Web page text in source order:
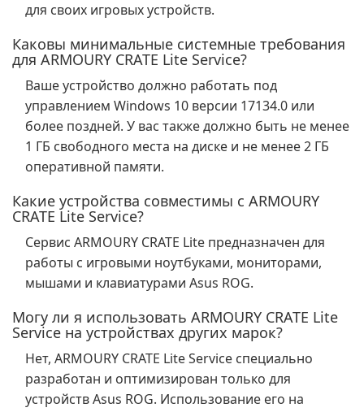
для своих игровых устройств.
Каковы минимальные системные требования
для ARMOURY CRATE Lite Service?
Ваше устройство должно работать под
управлением Windows 10 версии 17134.0 или
более поздней. У вас также должно быть не менее
1 ГБ свободного места на диске и не менее 2 ГБ
оперативной памяти.
Какие устройства совместимы с ARMOURY
CRATE Lite Service?
Сервис ARMOURY CRATE Lite предназначен для
работы с игровыми ноутбуками, мониторами,
мышами и клавиатурами Asus ROG.
Могу ли я использовать ARMOURY CRATE Lite
Service на устройствах других марок?
Нет, ARMOURY CRATE Lite Service специально
разработан и оптимизирован только для
устройств Asus ROG. Использование его на